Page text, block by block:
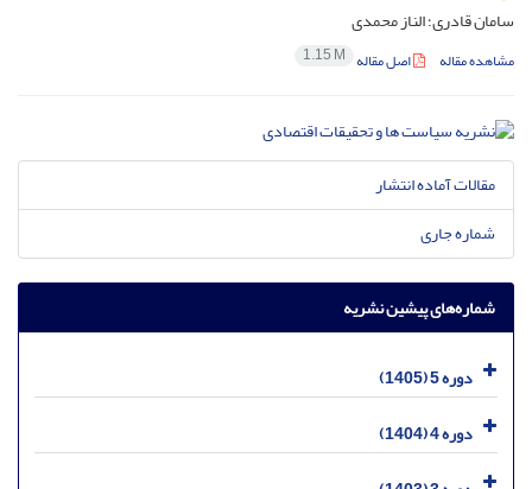
سامان قادری؛ الناز محمدی
مشاهده مقاله اصل مقاله 1.15 M
مقالات آماده انتشار
شماره جاری
شماره‌های پیشین نشریه
دوره 5 (1405)
دوره 4 (1404)